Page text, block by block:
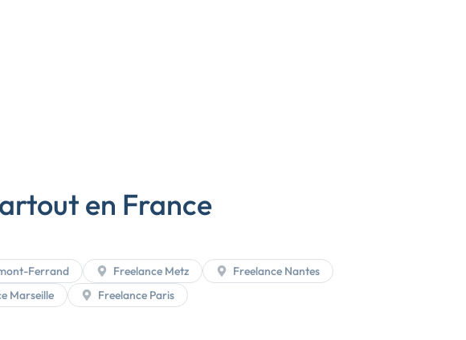
en France
Ferrand Freelance Metz
Freelance Nantes
Marseille Freelance Paris